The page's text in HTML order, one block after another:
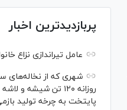
پربازدیدترین اخبار
عامل تیراندازی نزاع
شهری که از نخاله‌های
روزانه ۱۲۰ تن شیشه
پایتخت به چرخه تولید